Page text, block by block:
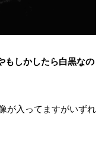
もしかしたら白黒なの
が入ってますがいずれ